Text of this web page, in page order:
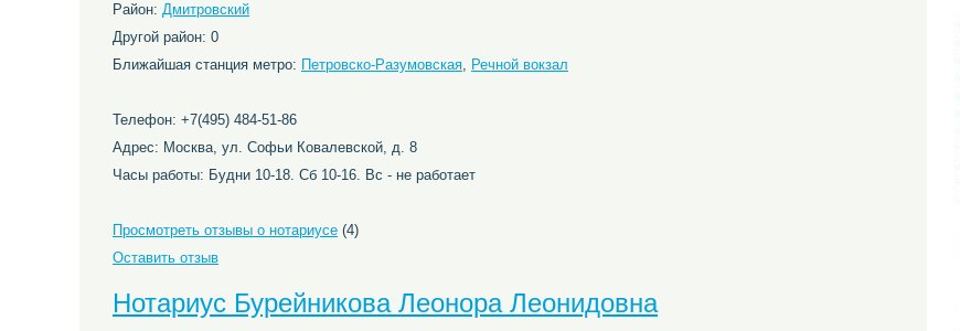
Район: Дмитровский
Другой район: 0
Ближайшая станция метро: Петровско-Разумовская, Речной вокзал
Телефон: +7(495) 484-51-86
Адрес: Москва, ул. Софьи Ковалевской, д. 8
Часы работы: Будни 10-18. Сб 10-16. Вс - не работает
Просмотреть отзывы о нотариусе (4)
Оставить отзыв
Нотариус Бурейникова Леонора Леонидовна